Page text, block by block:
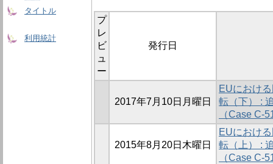
タイトル
利用統計
プ
レ
ビ
ュ
ー
発行日
2017年7月10日月曜日
EUにおけ
転（下） :
（Case C-
2015年8月20日木曜日
EUにおけ
転（上） :
（Case C-